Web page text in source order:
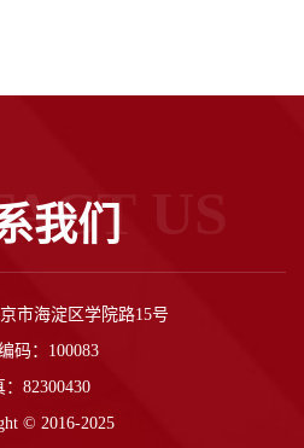
我们US
市海淀区学院路15号
码：100083
：82300430
© 2016-2025